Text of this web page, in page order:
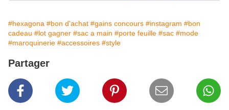
#hexagona #bon d'achat #gains concours #instagram #bon
cadeau #lot gagner #sac a main #porte feuille #sac #mode
#maroquinerie #accessoires #style
Partager